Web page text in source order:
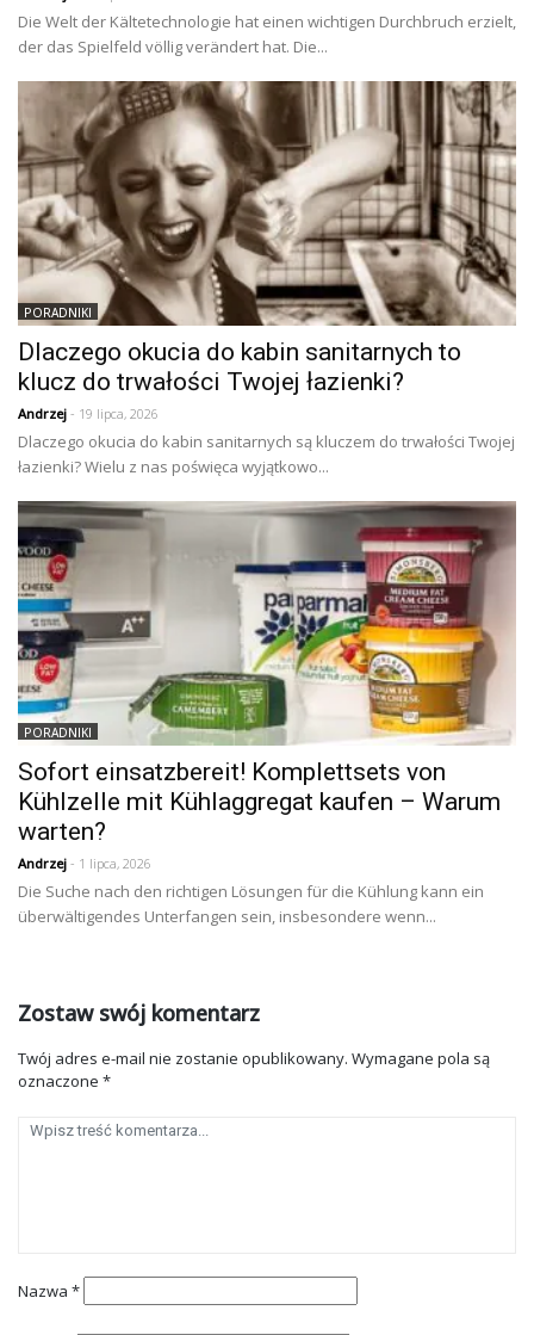
Die Welt der Kältetechnologie hat einen wichtigen Durchbruch erzielt,
der das Spielfeld völlig verändert hat. Die...
PORADNIKI
Dlaczego okucia do kabin sanitarnych to
klucz do trwałości Twojej łazienki?
Andrzej - 19 lipca, 2026
Dlaczego okucia do kabin sanitarnych są kluczem do trwałości Twojej
łazienki? Wielu z nas poświęca wyjątkowo...
PORADNIKI
Sofort einsatzbereit! Komplettsets von
Kühlzelle mit Kühlaggregat kaufen – Warum
warten?
Andrzej - 1 lipca, 2026
Die Suche nach den richtigen Lösungen für die Kühlung kann ein
überwältigendes Unterfangen sein, insbesondere wenn...
Zostaw swój komentarz
Twój adres e-mail nie zostanie opublikowany. Wymagane pola są
oznaczone *
Nazwa *